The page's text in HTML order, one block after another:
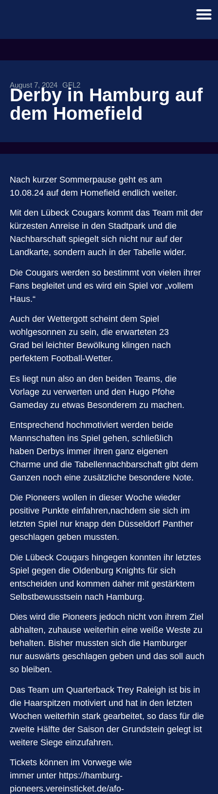
August 7, 2024 GFL2
Derby in Hamburg auf
dem Homefield
Nach kurzer Sommerpause geht es am
10.08.24 auf dem Homefield endlich weiter.
Mit den Lübeck Cougars kommt das Team mit der
kürzesten Anreise in den Stadtpark und die
Nachbarschaft spiegelt sich nicht nur auf der
Landkarte, sondern auch in der Tabelle wider.
Die Cougars werden so bestimmt von vielen ihrer
Fans begleitet und es wird ein Spiel vor „vollem
Haus.“
Auch der Wettergott scheint dem Spiel
wohlgesonnen zu sein, die erwarteten 23
Grad bei leichter Bewölkung klingen nach
perfektem Football-Wetter.
Es liegt nun also an den beiden Teams, die
Vorlage zu verwerten und den Hugo Pfohe
Gameday zu etwas Besonderem zu machen.
Entsprechend hochmotiviert werden beide
Mannschaften ins Spiel gehen, schließlich
haben Derbys immer ihren ganz eigenen
Charme und die Tabellennachbarschaft gibt dem
Ganzen noch eine zusätzliche besondere Note.
Die Pioneers wollen in dieser Woche wieder
positive Punkte einfahren,nachdem sie sich im
letzten Spiel nur knapp den Düsseldorf Panther
geschlagen geben mussten.
Die Lübeck Cougars hingegen konnten ihr letztes
Spiel gegen die Oldenburg Knights für sich
entscheiden und kommen daher mit gestärktem
Selbstbewusstsein nach Hamburg.
Dies wird die Pioneers jedoch nicht von ihrem Ziel
abhalten, zuhause weiterhin eine weiße Weste zu
behalten. Bisher mussten sich die Hamburger
nur auswärts geschlagen geben und das soll auch
so bleiben.
Das Team um Quarterback Trey Raleigh ist bis in
die Haarspitzen motiviert und hat in den letzten
Wochen weiterhin stark gearbeitet, so dass für die
zweite Hälfte der Saison der Grundstein gelegt ist
weitere Siege einzufahren.
Tickets können im Vorwege wie
immer unter https://hamburg-
pioneers.vereinsticket.de/afo-